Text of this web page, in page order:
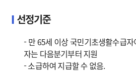
선정기준
- 만 65세 이상 국민기초생활수급
자는 다음분기부터 지원
- 소급하여 지급할 수 없음.